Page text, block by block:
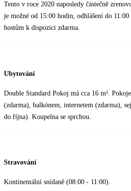
Tento v roce 2020 naposledy částečně
je možné od 15:00 hodin, odhlášení do
hostům k dispozici zdarma.
Ubytování
Double Standard Pokoj má cca 16 m².
(zdarma), balkónem, internetem (zdarma),
do října). Koupelna se sprchou.
Stravování
Kontinentální snídaně (08:00 - 11:00).